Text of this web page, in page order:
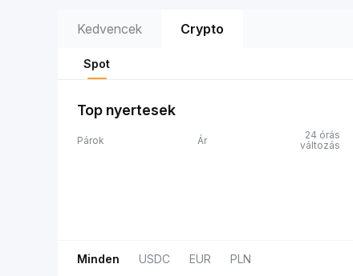
Kedvencek Crypto
Spot
Top nyertesek
Párok Ár
24 órás
változás
Minden USDC EUR PLN